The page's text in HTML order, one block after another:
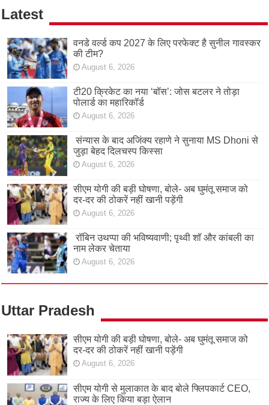
Latest
वनडे वर्ल्ड कप 2027 के लिए परफेक्ट है सुनील गावस्कर
की टीम?
August 6, 2026
टी20 क्रिकेट का नया ‘बॉस’: जोस बटलर ने तोड़ा
पोलार्ड का महारिकॉर्ड
August 6, 2026
संन्यास के बाद अजिंक्‍य रहाणे ने सुनाया MS Dhoni से
जुड़ा बेहद दिलचस्प किस्सा
August 6, 2026
सीएम योगी की बड़ी घोषणा, बोले- अब घुमंतू समाज को
दर-दर की ठोकरें नहीं खानी पड़ेंगी
August 6, 2026
रॉबिन उथप्पा की भविष्यवाणी; पृथ्वी शॉ और कांबली का
नाम लेकर चेताया
August 6, 2026
Uttar Pradesh
सीएम योगी की बड़ी घोषणा, बोले- अब घुमंतू समाज को
दर-दर की ठोकरें नहीं खानी पड़ेंगी
August 6, 2026
सीएम योगी से मुलाकात के बाद बोले फ्लिपकार्ट CEO,
राज्य के लिए किया बड़ा ऐलान